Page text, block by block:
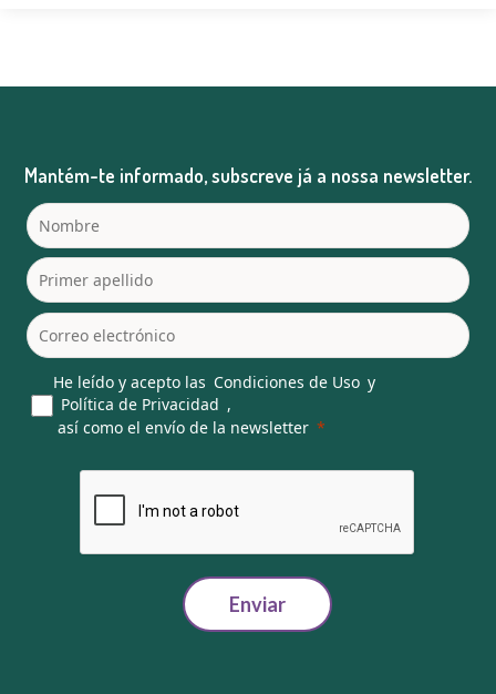
Mantém-te informado, subscreve já a nossa newsletter.
He leído y acepto las Condiciones de Uso y
Política de Privacidad ,
así como el envío de la newsletter
Enviar